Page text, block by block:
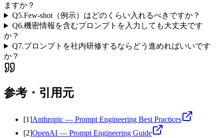
ますか？
Q5.Few-shot（例示）はどのくらい入れるべきですか？
Q6.機密情報を含むプロンプトを入力しても大丈夫です
か？
Q7.プロンプトを社内研修するならどう進めればいいです
か？
参考・引用元
[1]Anthropic — Prompt Engineering Best Practices
[2]OpenAI — Prompt Engineering Guide